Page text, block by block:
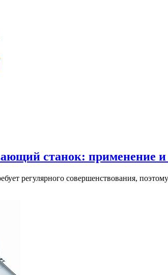
станок: применение и
регулярного совершенствования,